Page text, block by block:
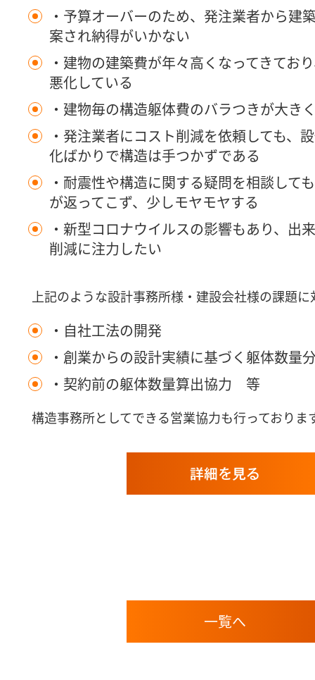
・予算オーバーのため、発注業者から建
案され納得がいかない
・建物の建築費が年々高くなってきてお
悪化している
・建物毎の構造躯体費のバラつきが大き
・発注業者にコスト削減を依頼しても、
化ばかりで構造は手つかずである
・耐震性や構造に関する疑問を相談して
が返ってこず、少しモヤモヤする
・新型コロナウイルスの影響もあり、出
削減に注力したい
上記のような設計事務所様・建設会社様の課題に
・自社工法の開発
・創業からの設計実績に基づく躯体数量
・契約前の躯体数量算出協力 等
構造事務所としてできる営業協力も行っておりま
詳細を見る
一覧へ